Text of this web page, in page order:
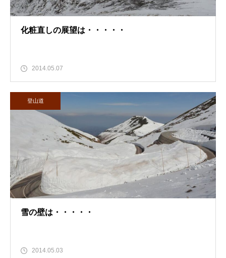
化粧直しの展望は・・・・・
2014.05.07
登山道
雪の壁は・・・・・
2014.05.03